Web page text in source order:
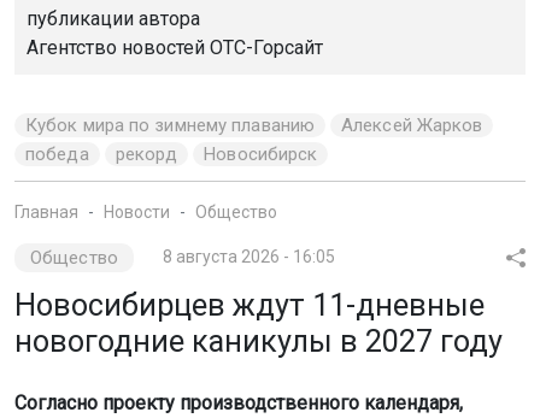
публикации автора
Агентство новостей ОТС-Горсайт
Кубок мира по зимнему плаванию
Алексей Жарков
победа
рекорд Новосибирск
Главная Новости Общество
Общество 8 августа 2026 - 16:05
Новосибирцев ждут 11-дневные
новогодние каникулы в 2027 году
Согласно проекту производственного календаря,